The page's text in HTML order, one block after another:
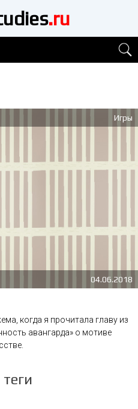
.ru
Игры
04.06.2018
когда я прочитала главу из
авангарда» о мотиве
теги